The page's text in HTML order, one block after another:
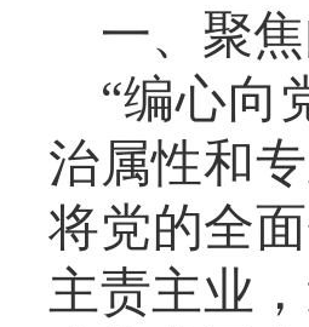
一、聚
“编心向
治属性和
将党的全
主责主业